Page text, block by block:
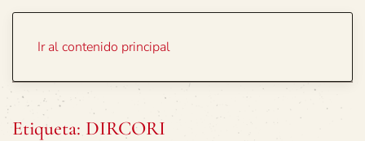
Ir al contenido principal
Etiqueta: DIRCORI